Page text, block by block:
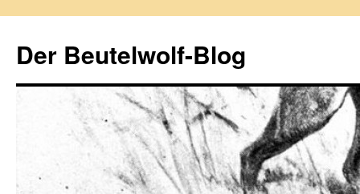
springen
Der Beutelwolf-Blog